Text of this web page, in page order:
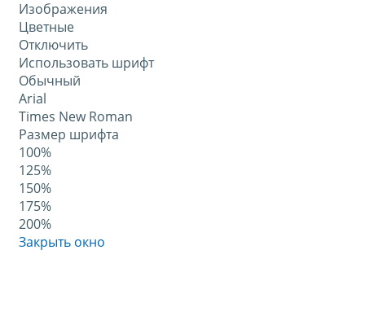
Изображения
Цветные
Отключить
Использовать шрифт
Обычный
Arial
Times New Roman
Размер шрифта
100%
125%
150%
175%
200%
Закрыть окно